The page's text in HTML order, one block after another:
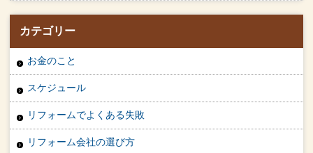
カテゴリー
お金のこと
スケジュール
リフォームでよくある失敗
リフォーム会社の選び方